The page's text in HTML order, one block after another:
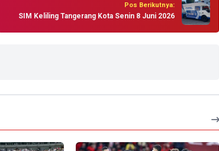
Pos Berikutnya:
SIM Keliling Tangerang Kota Senin 8 Juni 2026